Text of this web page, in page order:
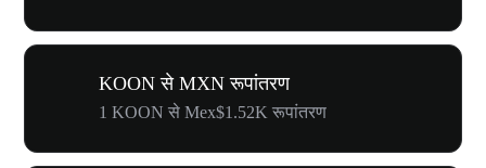
KOON से MXN रूपांतरण
1 KOON से Mex$1.52K रूपांतरण